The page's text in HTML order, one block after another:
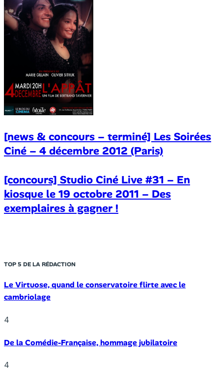
[news & concours – terminé] Les Soirées
Ciné – 4 décembre 2012 (Paris)
[concours] Studio Ciné Live #31 – En
kiosque le 19 octobre 2011 – Des
exemplaires à gagner !
TOP 5 DE LA RÉDACTION
Le Virtuose, quand le conservatoire flirte avec le
cambriolage
4
De la Comédie-Française, hommage jubilatoire
4